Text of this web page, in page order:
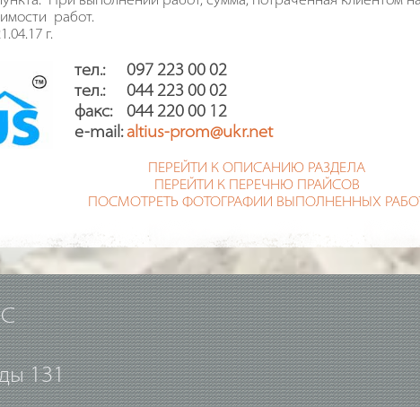
работ.
г.
тел.: 097 223 00 02
тел.: 044 223 00 02
факс: 044 220 00 12
e-mail:altius-prom@ukr.net
ПЕРЕЙТИ К ОПИСАНИЮ РАЗДЕЛА
ПЕРЕЙТИ К ПЕРЕЧНЮ ПРАЙСОВ
ПОСМОТРЕТЬ ФОТОГРАФИИ ВЫПОЛНЕННЫХ РАБОТ
131